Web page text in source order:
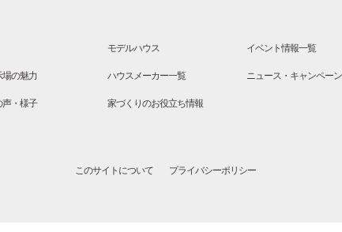
モデルハウス イベント情報一覧
場の魅力 ハウスメーカー一覧 ニュース・キャンペーン
声・様子 家づくりのお役立ち情報
このサイトについて プライバシーポリシー